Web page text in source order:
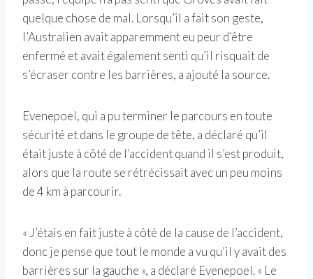
quelque chose de mal. Lorsqu’il a fait son geste,
l’Australien avait apparemment eu peur d’être
enfermé et avait également senti qu’il risquait de
s’écraser contre les barrières, a ajouté la source.
Evenepoel, qui a pu terminer le parcours en toute
sécurité et dans le groupe de tête, a déclaré qu’il
était juste à côté de l’accident quand il s’est produit,
alors que la route se rétrécissait avec un peu moins
de 4 km à parcourir.
« J’étais en fait juste à côté de la cause de l’accident,
donc je pense que tout le monde a vu qu’il y avait des
barrières sur la gauche », a déclaré Evenepoel. « Le